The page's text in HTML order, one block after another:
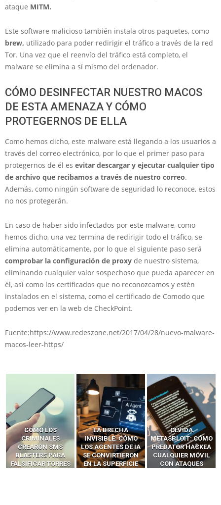
ataque MITM.
Este software malicioso también instala otros paquetes, como
brew, utilizado para poder redirigir el tráfico a través de la red
Tor. Una vez que el reenvío del tráfico está completo, el
malware se elimina a sí mismo del ordenador.
CÓMO DESINFECTAR NUESTRO MACOS
DE ESTA AMENAZA Y CÓMO
PROTEGERNOS DE ELLA
Como hemos dicho, este malware está llegando a los usuarios a
través del correo electrónico, por lo que el primer paso para
protegernos de él es evitar descargar y ejecutar cualquier tipo
de archivo que recibamos a través de nuestro correo.
Además, como ningún software de seguridad lo reconoce, estos
no nos protegerán.
En caso de haber sido infectados por este malware, como
hemos dicho, una vez termina de redirigir todo el tráfico, se
elimina automáticamente, por lo que el siguiente paso será
comprobar la configuración de proxy de nuestro sistema,
eliminando cualquier valor sospechoso que pueda aparecer en
él, así como los certificados que no reconozcamos y estén
instalados en el sistema, como el certificado de Comodo que
podemos ver en la web de CheckPoint.
Fuente:https://www.redeszone.net/2017/04/28/nuevo-malware-
macos-leer-https/
LA BRECHA
INVISIBLE: CÓMO
LOS AGENTES DE IA
SE CONVIRTIERON
EN LA SUPERFICIE
OLVIDA
METASPLOIT: CÓMO
PREDATOR HACKEA
CUALQUIER MÓVIL
CON ATAQUES
CÓMO LOS HACKERS
INTERCEPTAN OTPS
Y LLAMADAS
MÓVILES SIN
‘HACKEAR’ — EL